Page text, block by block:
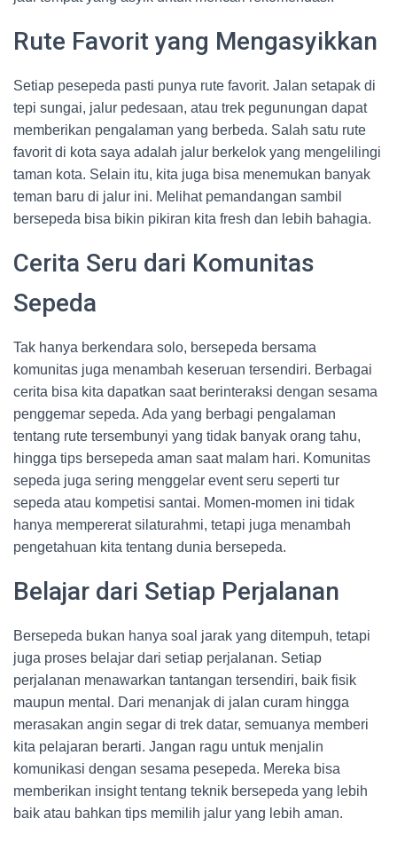
Rute Favorit yang Mengasyikkan
Setiap pesepeda pasti punya rute favorit. Jalan setapak di
tepi sungai, jalur pedesaan, atau trek pegunungan dapat
memberikan pengalaman yang berbeda. Salah satu rute
favorit di kota saya adalah jalur berkelok yang mengelilingi
taman kota. Selain itu, kita juga bisa menemukan banyak
teman baru di jalur ini. Melihat pemandangan sambil
bersepeda bisa bikin pikiran kita fresh dan lebih bahagia.
Cerita Seru dari Komunitas
Sepeda
Tak hanya berkendara solo, bersepeda bersama
komunitas juga menambah keseruan tersendiri. Berbagai
cerita bisa kita dapatkan saat berinteraksi dengan sesama
penggemar sepeda. Ada yang berbagi pengalaman
tentang rute tersembunyi yang tidak banyak orang tahu,
hingga tips bersepeda aman saat malam hari. Komunitas
sepeda juga sering menggelar event seru seperti tur
sepeda atau kompetisi santai. Momen-momen ini tidak
hanya mempererat silaturahmi, tetapi juga menambah
pengetahuan kita tentang dunia bersepeda.
Belajar dari Setiap Perjalanan
Bersepeda bukan hanya soal jarak yang ditempuh, tetapi
juga proses belajar dari setiap perjalanan. Setiap
perjalanan menawarkan tantangan tersendiri, baik fisik
maupun mental. Dari menanjak di jalan curam hingga
merasakan angin segar di trek datar, semuanya memberi
kita pelajaran berarti. Jangan ragu untuk menjalin
komunikasi dengan sesama pesepeda. Mereka bisa
memberikan insight tentang teknik bersepeda yang lebih
baik atau bahkan tips memilih jalur yang lebih aman.